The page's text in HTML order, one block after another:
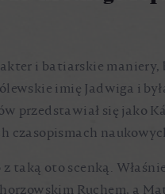
i batiarskie
imię Jadwiga i
przedstawiał się
czasopismach
taką oto scenką.
Ruchem, a